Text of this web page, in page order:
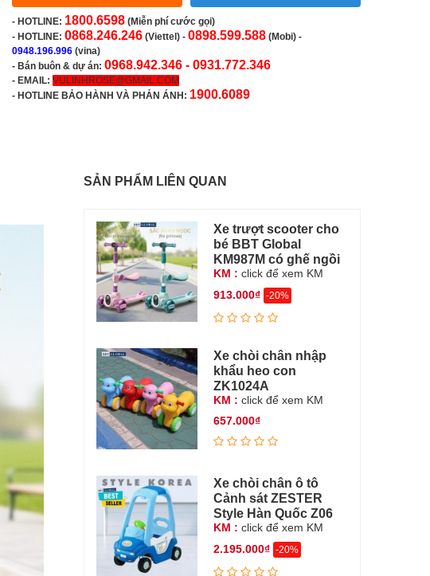
- HOTLINE: 1800.6598 (Miễn phí cước gọi)
- HOTLINE: 0868.246.246 (Viettel) - 0898.599.588 (Mobi) -
0948.196.996 (vina)
- Bán buôn & dự án: 0968.942.346 - 0931.772.346
- EMAIL: VULINHROSE@GMAIL.COM
- HOTLINE BẢO HÀNH VÀ PHẢN ÁNH: 1900.6089
SẢN PHẨM LIÊN QUAN
Xe trượt scooter cho
bé BBT Global
KM987M có ghế ngồi
KM : click để xem KM
913.000₫ -20%
Xe chòi chân nhập
khẩu heo con
ZK1024A
KM : click để xem KM
657.000₫
Xe chòi chân ô tô
Cảnh sát ZESTER
Style Hàn Quốc Z06
KM : click để xem KM
2.195.000₫ -20%